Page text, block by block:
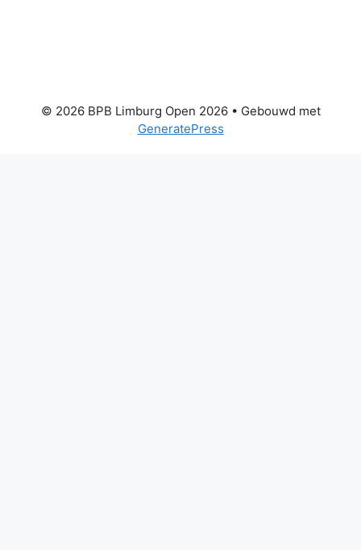
© 2026 BPB Limburg Open 2026• Gebouwd met
GeneratePress